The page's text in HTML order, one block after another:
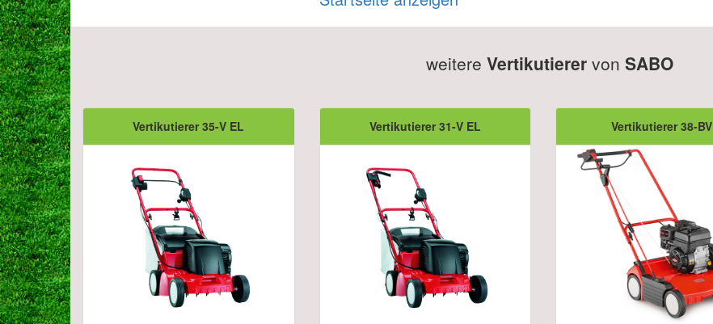
weitere Vertikutierervon SABO
Vertikutierer 35-V EL Vertikutierer 31-V EL Vertikutierer 38-BV